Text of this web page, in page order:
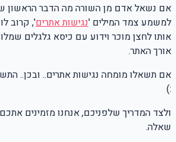
אם נשאל אדם מן השורה מה הדבר הראשון
למשמע צמד המילים 'נגישות אתרים', קרוב
אותו לחצן מוכר וידוע עם כיסא גלגלים
אורך האתר.
אם תשאלו מומחה נגישות אתרים.. ובכן..
:)
ולצד המדריך שלפניכם, אנחנו מזמינים
שאלה.